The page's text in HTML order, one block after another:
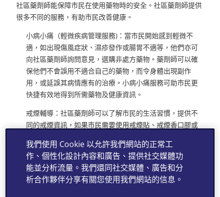
社區藥劑師能保障市民在使用藥物時的安全。社區藥劑師提供
很多不同的服務，有助市民改善健康。
小病小痛（輕微疾病管理服務)：當市民開始感到輕微不
適，如出現傷風症狀、濕疹發作或腸胃不適等，他們亦可
向社區藥劑師詢問意見，選購非處方藥物。藥劑師可以確
保他們不會誤用不適合自己的藥物，而令身體出現副作
用，或延誤其病情應有的治療。小病小痛服務可助市民更
快捷有效地得到所需藥物及健康資訊。
戒煙輔導：社區藥劑師可以了解市民的生活習慣，提供不
同的戒煙資訊，如果市民需要使用戒煙貼、戒煙香口膠或
訊。
慢性疾病管理: 社區藥劑師可與病人溝通，指導其用藥細
節。藥劑師除了會按照不同人的不同需要指導用藥方法、
我們使用 Cookie 以允許我們網站的正常工
作、個性化設計內容和廣告、提供社交媒體功
能並分析流量。我們還同社交媒體、廣告和分
析合作夥伴分享有關您使用我們網站的信息。